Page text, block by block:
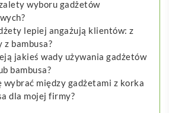
wyboru gadżetów
lepiej angażują klientów: z
z bambusa?
jakieś wady używania gadżetów
bambusa?
wybrać między gadżetami z korka
dla mojej firmy?